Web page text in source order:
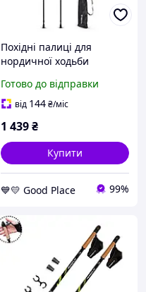
Похідні палиці для
нордичної ходьби
GoodPlace -worry-free-
shopping-
Готово до відправки
від 144₴/міс
1 439₴
Купити
💙💛 Good Place 99%